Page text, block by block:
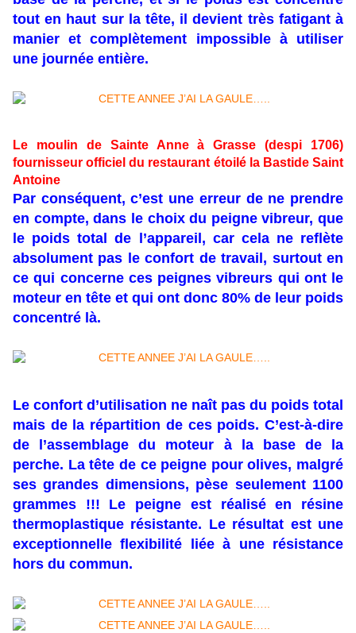
tout en haut sur la tête, il devient très fatigant à
manier et complètement impossible à utiliser
une journée entière.
Le moulin de Sainte Anne à Grasse (despi 1706)
fournisseur officiel du restaurant étoilé la Bastide Saint
Antoine
Par conséquent, c’est une erreur de ne prendre
en compte, dans le choix du peigne vibreur, que
le poids total de l’appareil, car cela ne reflète
absolument pas le confort de travail, surtout en
ce qui concerne ces peignes vibreurs qui ont le
moteur en tête et qui ont donc 80% de leur poids
concentré là.
Le confort d’utilisation ne naît pas du poids total
mais de la répartition de ces poids. C’est-à-dire
de l’assemblage du moteur à la base de la
perche. La tête de ce peigne pour olives, malgré
ses grandes dimensions, pèse seulement 1100
grammes !!! Le peigne est réalisé en résine
thermoplastique résistante. Le résultat est une
exceptionnelle flexibilité liée à une résistance
hors du commun.